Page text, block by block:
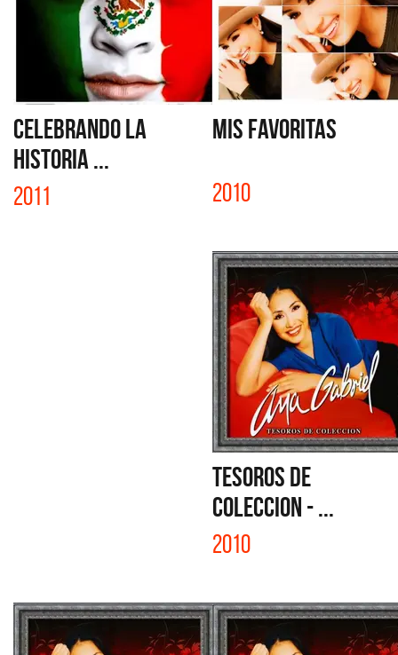
CELEBRANDO LA
HISTORIA ...
2011
MIS FAVORITAS
2010
TESOROS DE
COLECCION - ...
2010